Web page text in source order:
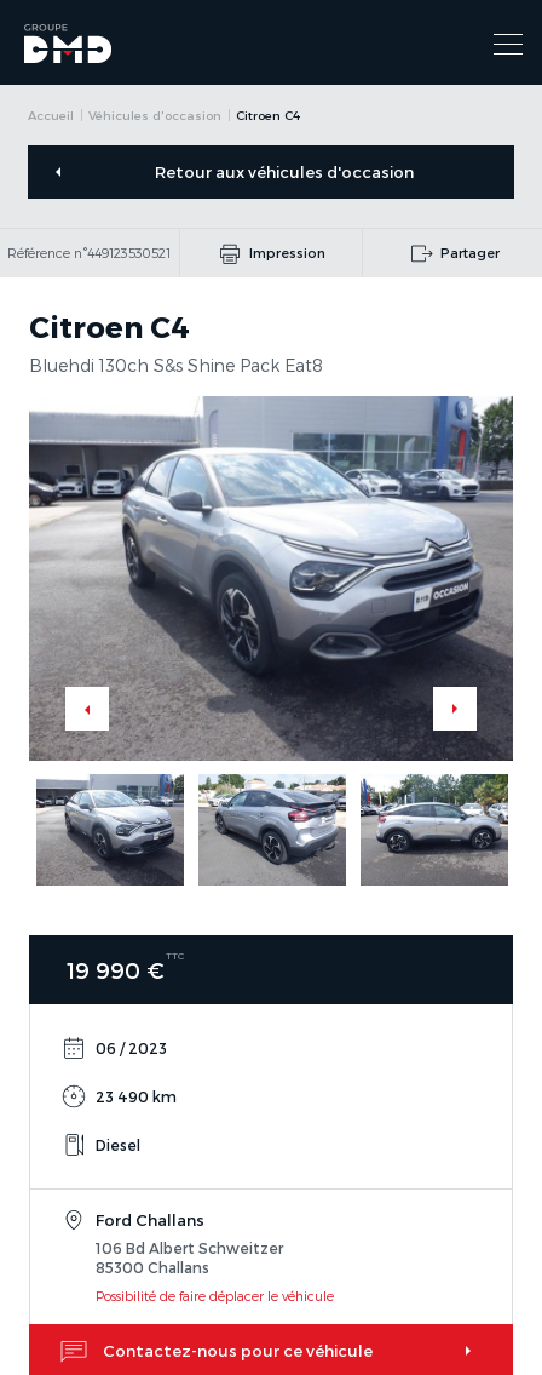
Accueil Véhicules d'occasion Citroen C4
Retour aux véhicules d'occasion
Référence n°449123530521 Impression Partager
Citroen C4
Bluehdi 130ch S&s Shine Pack Eat8
19 990 €
TTC
06 / 2023
23 490 km
Diesel
Ford Challans
106 Bd Albert Schweitzer
85300 Challans
Possibilité de faire déplacer le véhicule
Contactez-nous pour ce véhicule